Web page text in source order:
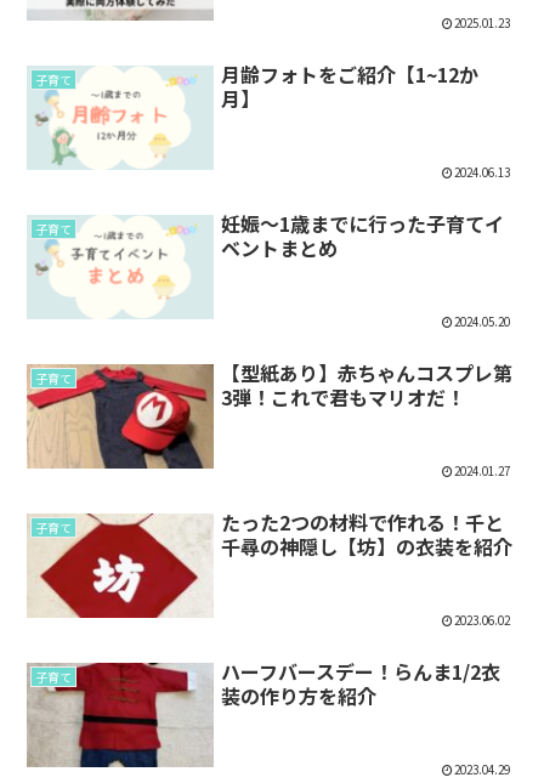
2025.01.23
子育て
月齢フォトをご紹介【1~12か
月】
2024.06.13
子育て
妊娠～1歳までに行った子育てイ
ベントまとめ
2024.05.20
子育て
【型紙あり】赤ちゃんコスプレ第
3弾！これで君もマリオだ！
2024.01.27
子育て
たった2つの材料で作れる！千と
千尋の神隠し【坊】の衣装を紹介
2023.06.02
子育て
ハーフバースデー！らんま1/2衣
装の作り方を紹介
2023.04.29